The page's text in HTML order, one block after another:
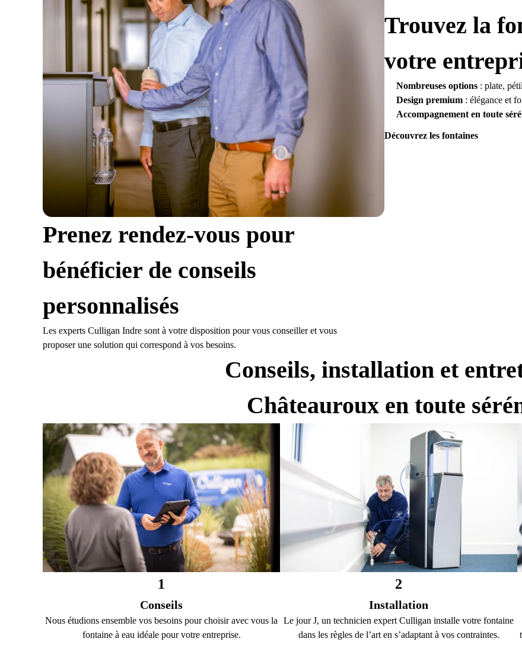
Trouvez la
votre
Nombreuses options : plate,
Design premium : élégance et
Accompagnement en toute
Découvrez les fontaines
Prenez rendez-vous pour
bénéficier de conseils
personnalisés
Les experts Culligan Indre sont à votre disposition pour vous conseiller et vous
proposer une solution qui correspond à vos besoins.
Conseils, installation et
Châteauroux en toute
1
Conseils
Nous étudions ensemble vos besoins pour choisir avec vous la
fontaine à eau idéale pour votre entreprise.
2
Installation
Le jour J, un technicien expert Culligan installe votre fontaine
dans les règles de l’art en s’adaptant à vos contraintes.